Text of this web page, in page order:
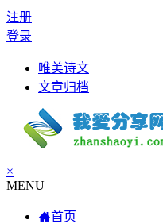
注册
登录
唯美诗文
文章归档
×
MENU
首页